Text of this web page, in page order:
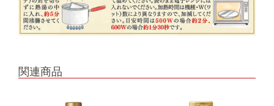
関連商品